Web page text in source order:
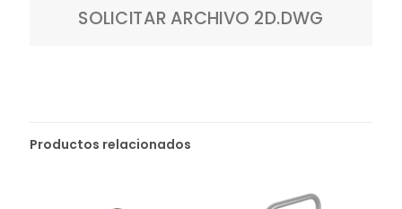
SOLICITAR ARCHIVO 2D.DWG
Productos relacionados